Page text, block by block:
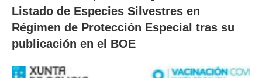
Listado de Especies Silvestres en
Régimen de Protección Especial tras su
publicación en el BOE